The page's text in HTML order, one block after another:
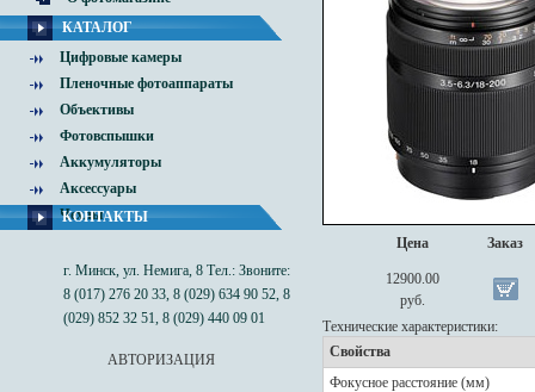
КАТАЛОГ
Цифровые камеры
Пленочные фотоаппараты
Объективы
Фотовспышки
Аккумуляторы
Аксессуары
Чехлы
КОНТАКТЫ
г. Минск, ул. Немига, 8 Тел.: Звоните:
8 (017) 276 20 33, 8 (029) 634 90 52, 8
(029) 852 32 51, 8 (029) 440 09 01
АВТОРИЗАЦИЯ
Цена Заказ
12900.00
руб.
Технические характеристики:
Cвойства
Фокусное расстояние (мм)